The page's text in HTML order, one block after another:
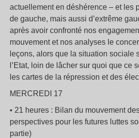
actuellement en déshérence – et les
de gauche, mais aussi d’extrême
après avoir confronté nos
mouvement et nos analyses le
leçons, alors que la situation sociale
l’Etat, loin de lâcher sur quoi que ce
les cartes de la répression et des
MERCREDI 17
• 21 heures : Bilan du mouvement
perspectives pour les futures luttes
partie)